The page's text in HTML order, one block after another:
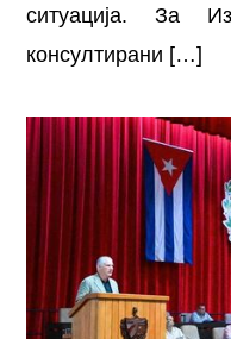
ситуација. За
консултирани […]